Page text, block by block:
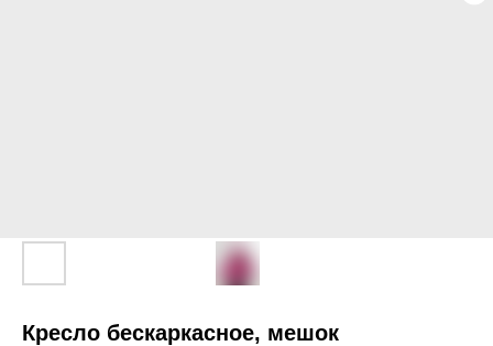
Кресло бескаркасное, мешок